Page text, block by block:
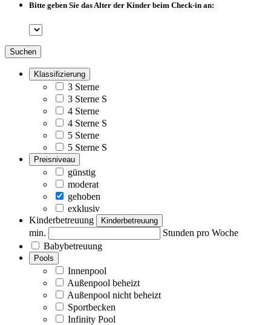
Bitte geben Sie das Alter der Kinder beim Check-in an:
Suchen
Klassifizierung
3 Sterne
3 Sterne S
4 Sterne
4 Sterne S
5 Sterne
5 Sterne S
Preisniveau
günstig
moderat
gehoben
exklusiv
Kinderbetreuung
Kinderbetreuung
min.
Stunden pro Woche
Babybetreuung
Pools
Innenpool
Außenpool beheizt
Außenpool nicht beheizt
Sportbecken
Infinity Pool